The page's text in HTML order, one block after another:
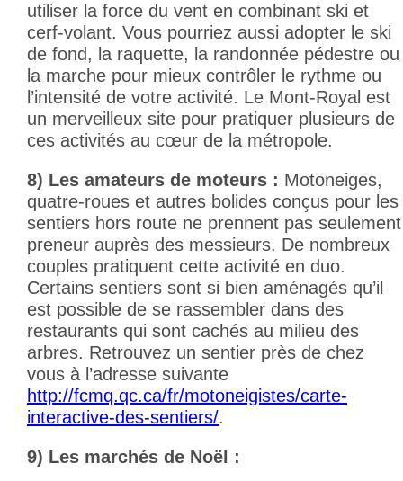
utiliser la force du vent en combinant ski et
cerf-volant. Vous pourriez aussi adopter le ski
de fond, la raquette, la randonnée pédestre ou
la marche pour mieux contrôler le rythme ou
l’intensité de votre activité. Le Mont-Royal est
un merveilleux site pour pratiquer plusieurs de
ces activités au cœur de la métropole.
8) Les amateurs de moteurs : Motoneiges,
quatre-roues et autres bolides conçus pour les
sentiers hors route ne prennent pas seulement
preneur auprès des messieurs. De nombreux
couples pratiquent cette activité en duo.
Certains sentiers sont si bien aménagés qu’il
est possible de se rassembler dans des
restaurants qui sont cachés au milieu des
arbres. Retrouvez un sentier près de chez
vous à l’adresse suivante
http://fcmq.qc.ca/fr/motoneigistes/carte-
interactive-des-sentiers/.
9) Les marchés de Noël :